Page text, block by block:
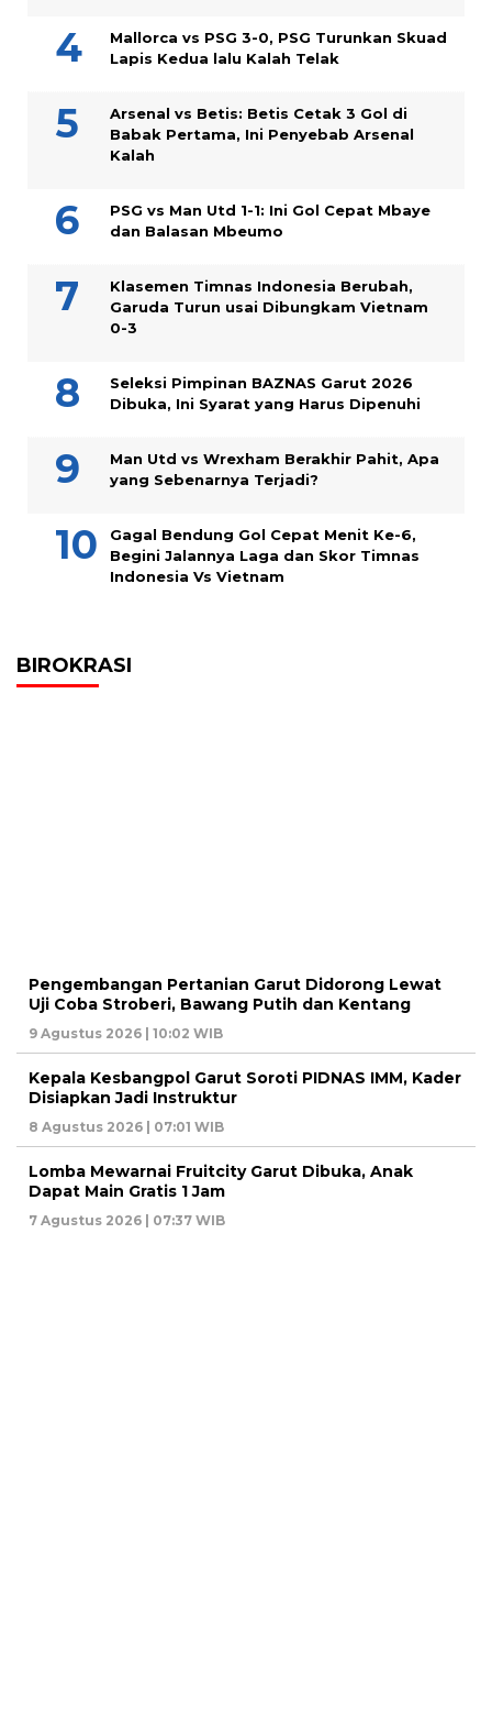
Mallorca vs PSG 3-0, PSG Turunkan Skuad
Lapis Kedua lalu Kalah Telak
Arsenal vs Betis: Betis Cetak 3 Gol di
Babak Pertama, Ini Penyebab Arsenal
Kalah
PSG vs Man Utd 1-1: Ini Gol Cepat Mbaye
dan Balasan Mbeumo
Klasemen Timnas Indonesia Berubah,
Garuda Turun usai Dibungkam Vietnam
0-3
Seleksi Pimpinan BAZNAS Garut 2026
Dibuka, Ini Syarat yang Harus Dipenuhi
Man Utd vs Wrexham Berakhir Pahit, Apa
yang Sebenarnya Terjadi?
Gagal Bendung Gol Cepat Menit Ke-6,
Begini Jalannya Laga dan Skor Timnas
Indonesia Vs Vietnam
BIROKRASI
Pengembangan Pertanian Garut Didorong Lewat
Uji Coba Stroberi, Bawang Putih dan Kentang
9 Agustus 2026 | 10:02 WIB
Kepala Kesbangpol Garut Soroti PIDNAS IMM, Kader
Disiapkan Jadi Instruktur
8 Agustus 2026 | 07:01 WIB
Lomba Mewarnai Fruitcity Garut Dibuka, Anak
Dapat Main Gratis 1 Jam
7 Agustus 2026 | 07:37 WIB